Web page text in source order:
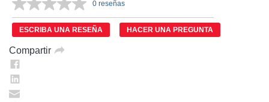
Sin
puntuación.
Enlace
en
0 reseñas
ESCRIBA UNA RESEÑA HACER UNA PREGUNTA
Compartir